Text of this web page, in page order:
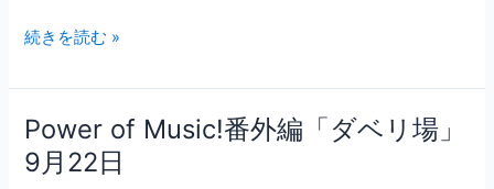
跡
ガ
ー
続きを読む »
Power of Music!番外編「ダベリ場」
9月22日
Power
of
Music!